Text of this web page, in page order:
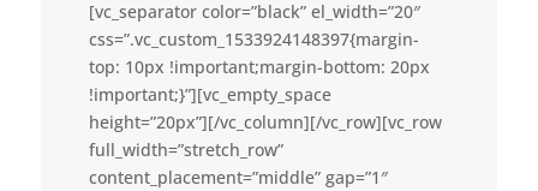
[vc_separator color=”black” el_width=”20″
css=”.vc_custom_1533924148397{margin-
top: 10px !important;margin-bottom: 20px
!important;}”][vc_empty_space
height=”20px”][/vc_column][/vc_row][vc_row
full_width=”stretch_row”
content_placement=”middle” gap=”1″